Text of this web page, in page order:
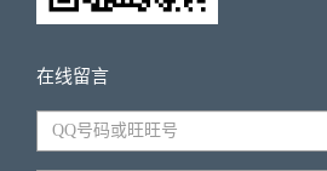
在线留言